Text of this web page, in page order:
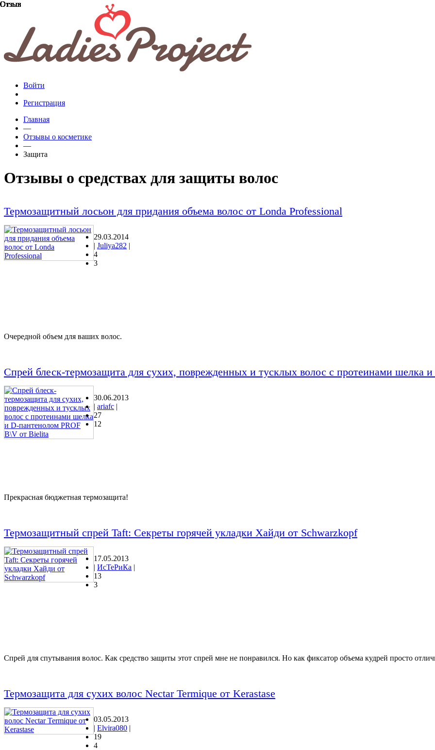
Войти
Регистрация
Главная
—
Отзывы о косметике
—
Защита
Отзывы о средствах для защиты волос
Отзыв
Термозащитный лосьон для придания объема волос от Londa Professional
29.03.2014
| Juliya282 |
4
3
Очередной объем для ваших волос.
Отзыв
Спрей блеск-термозащита для сухих, поврежденных и тусклых волос с протеинами шелка
30.06.2013
| ariafc |
27
12
Прекрасная бюджетная термозащита!
Отзыв
Термозащитный спрей Taft: Секреты горячей укладки Хайди от Schwarzkopf
17.05.2013
| ИсТеРиКа |
13
3
Спрей для спутывания волос. Как средство защиты этот спрей мне не понравился. Но как фиксатор объема кудрей просто
Отзыв
Термозащита для сухих волос Nectar Termique от Kerastase
03.05.2013
| Elvira080 |
19
4
Отзыв
Отзыв
Отзыв
Отзыв
Отзыв
Отзыв
Отзыв
Отзыв
Отзыв
Отзыв
Отзыв
Отзыв
Отзыв
Отзыв
Отзыв
Отзыв